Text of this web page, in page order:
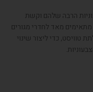
הרבה שלהם וקשת
מאד לחדרי מגורים
טוויסט, כדי ליצור שינוי